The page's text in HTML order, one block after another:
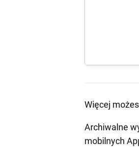
Więcej
Archiwalne
mobilnych